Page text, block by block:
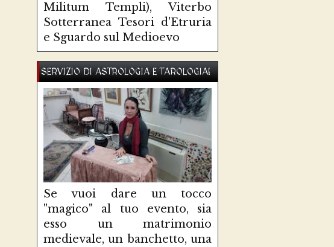
Militum Templi), Viterbo
Sotterranea Tesori d'Etruria
e Sguardo sul Medioevo
SERVIZIO DI ASTROLOGIA E TAROLOGIA!
Se vuoi dare un tocco
"magico" al tuo evento, sia
esso un matrimonio
medievale, un banchetto, una